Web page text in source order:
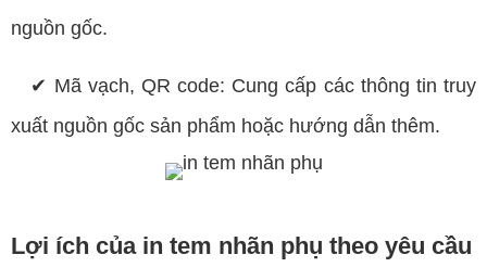
nguồn gốc.
✔ Mã vạch, QR code: Cung cấp các thông tin truy
xuất nguồn gốc sản phẩm hoặc hướng dẫn thêm.
Lợi ích của in tem nhãn phụ theo yêu cầu